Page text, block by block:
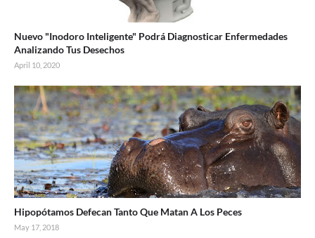
Nuevo "Inodoro Inteligente" Podrá Diagnosticar Enfermedades
Analizando Tus Desechos
April 10, 2020
Hipopótamos Defecan Tanto Que Matan A Los Peces
May 17, 2018